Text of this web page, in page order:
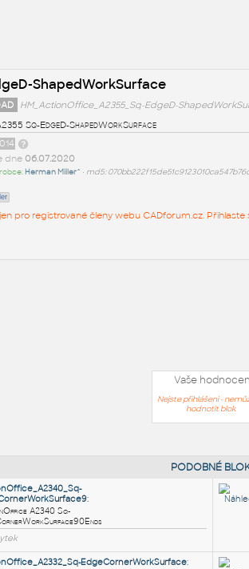
ShapedWorkSurface
HM_ActionOffice_A2355_Sq-EdgeD-
Sq-EdgeD-ShapedWorkSurface
dne 06.07.2020
Herman Miller^ • md5:
pro registrované členy webu CADforum.cz. Přihlaste
Vaše
Nejste přihlášeni -
hodnotit blok